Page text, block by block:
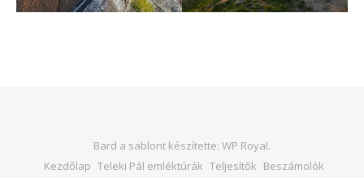
Bard a sablont készítette: WP Royal.
Kezdőlap Teleki Pál emléktúrák Teljesítők Beszámolók